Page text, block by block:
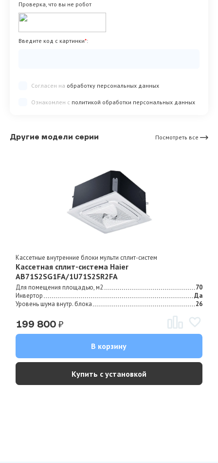
Проверка, что вы не робот
Введите код с картинки*:
Согласен на обработку персональных данных
Ознакомлен с политикой обработки персональных данных
Другие модели серии Посмотреть все
Кассетные внутренние блоки мульти сплит-систем
Кассетная сплит-система Haier
AB71S2SG1FA/1U71S2SR2FA
Для помещения площадью, м2
70
Инвертор
Да
Уровень шума внутр. блока
26
199 800 ₽
В корзину
Купить с установкой